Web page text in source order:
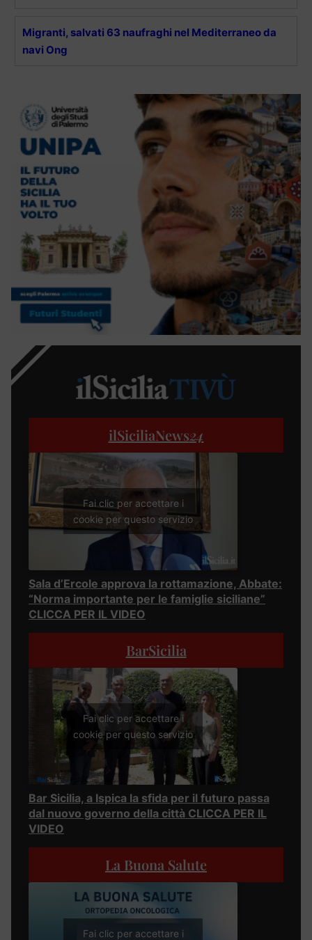
Migranti, salvati 63 naufraghi nel Mediterraneo da
navi Ong
ilSiciliaNews24
Fai clic per accettare i
cookie per questo servizio
Sala d’Ercole approva la rottamazione, Abbate:
“Norma importante per le famiglie siciliane”
CLICCA PER IL VIDEO
BarSicilia
Fai clic per accettare i
cookie per questo servizio
Bar Sicilia, a Ispica la sfida per il futuro passa
dal nuovo governo della città CLICCA PER IL
VIDEO
La Buona Salute
Fai clic per accettare i